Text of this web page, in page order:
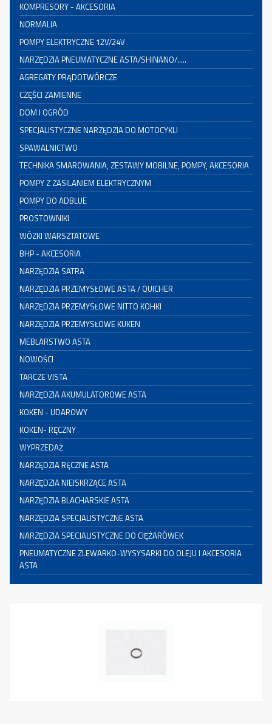
KOMPRESORY - AKCESORIA
NORMALIA
POMPY ELEKTRYCZNE 12V/24V
NARZĘDZIA PNEUMATYCZNE ASTA/SHINANO/.....
AGREGATY PRĄDOTWÓRCZE
CZĘŚCI ZAMIENNE
DOM I OGRÓD
SPECJALISTYCZNE NARZĘDZIA DO MOTOCYKLI
SPAWALNICTWO
TECHNIKA SMAROWANIA, ZESTAWY MOBILNE, POMPY, AKCESORIA
POMPY Z ZASILANIEM ELEKTRYCZNYM
POMPY DO ADBLUE
PROSTOWNIKI
WÓZKI WARSZTATOWE
BHP - AKCESORIA
NARZĘDZIA SATRA
NARZĘDZIA PRZEMYSŁOWE ASTA / QUICHER
NARZĘDZIA PRZEMYSŁOWE NITTO KOHKI
NARZĘDZIA PRZEMYSŁOWE KUKEN
MEBLARSTWO ASTA
NOWOŚCI
TARCZE VISTA
NARZĘDZIA AKUMULATOROWE ASTA
KOKEN - UDAROWY
KOKEN- RĘCZNY
WYPRZEDAŻ
NARZĘDZIA RĘCZNE ASTA
NARZĘDZIA NIEISKRZĄCE ASTA
NARZĘDZIA BLACHARSKIE ASTA
NARZĘDZIA SPECJALISTYCZNE ASTA
NARZĘDZIA SPECJALISTYCZNE DO CIĘŻARÓWEK
PNEUMATYCZNE ZLEWARKO-WYSYSARKI DO OLEJU I AKCESORIA
ASTA